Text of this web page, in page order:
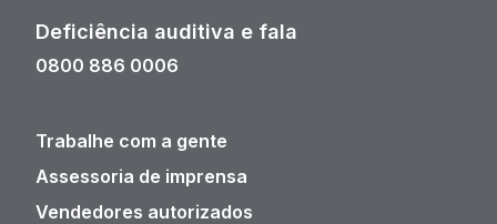
Deficiência auditiva e fala
0800 886 0006
Trabalhe com a gente
Assessoria de imprensa
Vendedores autorizados